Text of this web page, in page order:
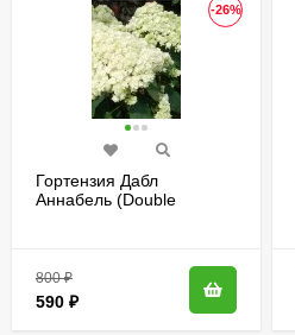
-26%
Гортензия Дабл
Аннабель (Double
800₽
590 ₽